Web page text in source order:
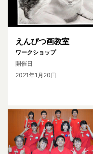
えんぴつ画教室
ワークショップ
開催日
2021年1月20日